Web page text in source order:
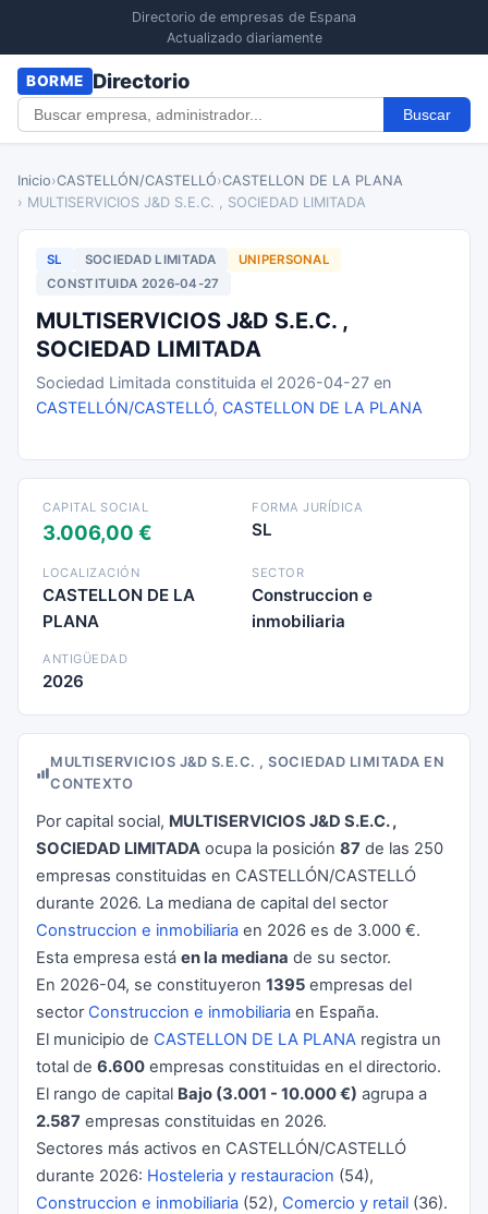
Directorio de empresas de Espana
Actualizado diariamente
BORME Directorio
Buscar
Inicio›CASTELLÓN/CASTELLÓ›CASTELLON DE LA PLANA
› MULTISERVICIOS J&D S.E.C. , SOCIEDAD LIMITADA
SL SOCIEDAD LIMITADA
UNIPERSONAL
CONSTITUIDA 2026-04-27
MULTISERVICIOS J&D S.E.C. ,
SOCIEDAD LIMITADA
Sociedad Limitada constituida el 2026-04-27 en
CASTELLÓN/CASTELLÓ, CASTELLON DE LA PLANA
CAPITAL SOCIAL
3.006,00 €
FORMA JURÍDICA
SL
LOCALIZACIÓN
CASTELLON DE LA
PLANA
SECTOR
Construccion e
inmobiliaria
ANTIGÜEDAD
2026
MULTISERVICIOS J&D S.E.C. , SOCIEDAD LIMITADA EN
CONTEXTO
Por capital social, MULTISERVICIOS J&D S.E.C. ,
SOCIEDAD LIMITADA ocupa la posición 87 de las 250
empresas constituidas en CASTELLÓN/CASTELLÓ
durante 2026. La mediana de capital del sector
Construccion e inmobiliaria en 2026 es de 3.000 €.
Esta empresa está en la mediana de su sector.
En 2026-04, se constituyeron 1395 empresas del
sector Construccion e inmobiliaria en España.
El municipio de CASTELLON DE LA PLANA registra un
total de 6.600 empresas constituidas en el directorio.
El rango de capital Bajo (3.001 - 10.000 €) agrupa a
2.587 empresas constituidas en 2026.
Sectores más activos en CASTELLÓN/CASTELLÓ
durante 2026: Hosteleria y restauracion (54),
Construccion e inmobiliaria (52), Comercio y retail (36).